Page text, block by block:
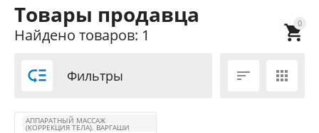
0

Товары продавца
Найдено товаров: 1
 Фильтры  
АППАРАТНЫЙ МАССАЖ
(КОРРЕКЦИЯ ТЕЛА). ВАРГАШИ